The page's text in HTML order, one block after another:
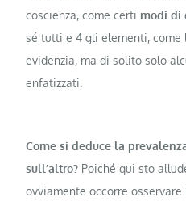
coscienza, come certi modi di
sé tutti e 4 gli elementi, come
evidenzia, ma di solito solo
enfatizzati.
Come si deduce la
sull’altro? Poiché qui sto
ovviamente occorre